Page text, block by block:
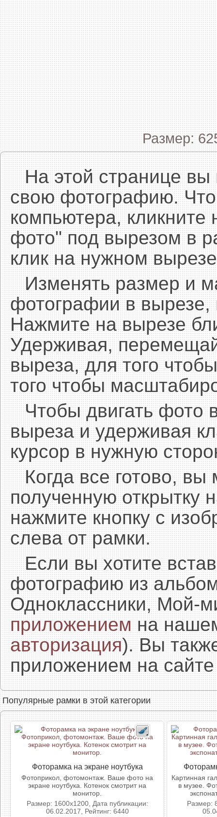
Размер:
На этой странице вы
свою фотографию.
компьютера, кликните
фото" под вырезом в
клик на нужном
Изменять размер и
фотографии в
Нажмите на вырезе
Удерживая,
выреза, для того
того чтобы
Чтобы двигать фото
выреза и удерживая
курсор в нужную
Когда все готово,
полученную открытку
нажмите кнопку с
слева от рамки.
Если вы хотите
фотографию из
Одноклассники, Мой-
приложениемна нашем
авторизация). Вы
приложением на сайте
Популярные рамки в этой категории
Фоторамка на экране ноутбука
Фотоприкол, фотомонтаж. Ваше фото на
экране ноутбука. Котенок смотрит на
монитор.
Размер: 1600x1200, Дата публикации:
06.02.2017, Рейтинг: 6440
Картинная
в музее.
Размер: